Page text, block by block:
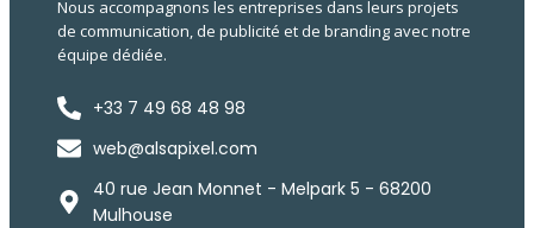
Nous accompagnons les entreprises dans leurs projets
de communication, de publicité et de branding avec notre
équipe dédiée.
+33 7 49 68 48 98
web@alsapixel.com
40 rue Jean Monnet - Melpark 5 - 68200
Mulhouse